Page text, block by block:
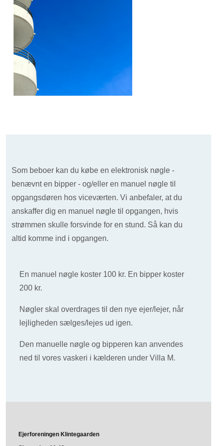
Som beboer kan du købe en elektronisk nøgle -
benævnt en bipper - og/eller en manuel nøgle til
opgangsdøren hos viceværten. Vi anbefaler, at du
anskaffer dig en manuel nøgle til opgangen, hvis
strømmen skulle forsvinde for en stund. Så kan du
altid komme ind i opgangen.
En manuel nøgle koster 100 kr. En bipper koster
200 kr.
Nøgler skal overdrages til den nye ejer/lejer, når
lejligheden sælges/lejes ud igen.
Den manuelle nøgle og bipperen kan anvendes
ned til vores vaskeri i kælderen under Villa M.
Ejerforeningen Klintegaarden